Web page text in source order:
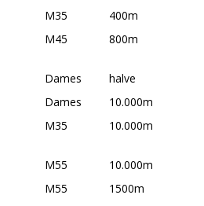
M35
400m
M45 800m
Dames
halve
Dames
10.000m
M35 10.000m
M55
10.000m
M55
1500m